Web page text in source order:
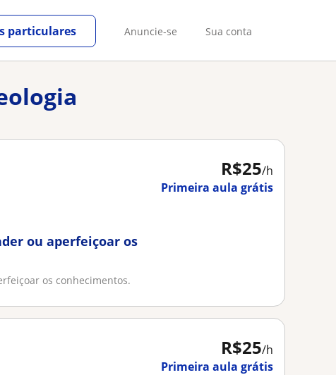
Anuncie-se Sua conta
particulares
R$25/h
Primeira aula grátis
ou aperfeiçoar os
os conhecimentos.
R$25/h
Primeira aula grátis